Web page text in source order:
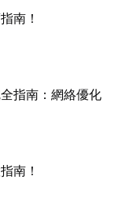
南！
指南：網絡優化
南！